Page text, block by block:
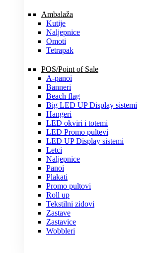
Ambalaža
Kutije
Naljepnice
Omoti
Tetrapak
POS/Point of Sale
A-panoi
Banneri
Beach flag
Big LED UP Display sistemi
Hangeri
LED okviri i totemi
LED Promo pultevi
LED UP Display sistemi
Letci
Naljepnice
Panoi
Plakati
Promo pultovi
Roll up
Tekstilni zidovi
Zastave
Zastavice
Wobbleri